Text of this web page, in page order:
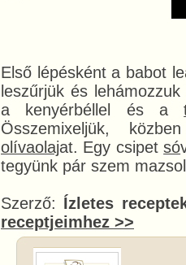
Első lépésként a babot
leszűrjük és
a kenyérbéllel és a
Összemixeljük,
olívaolajat. Egy csipetsó
tegyünk pár szem
Szerző: Ízletes
receptjeimhez >>